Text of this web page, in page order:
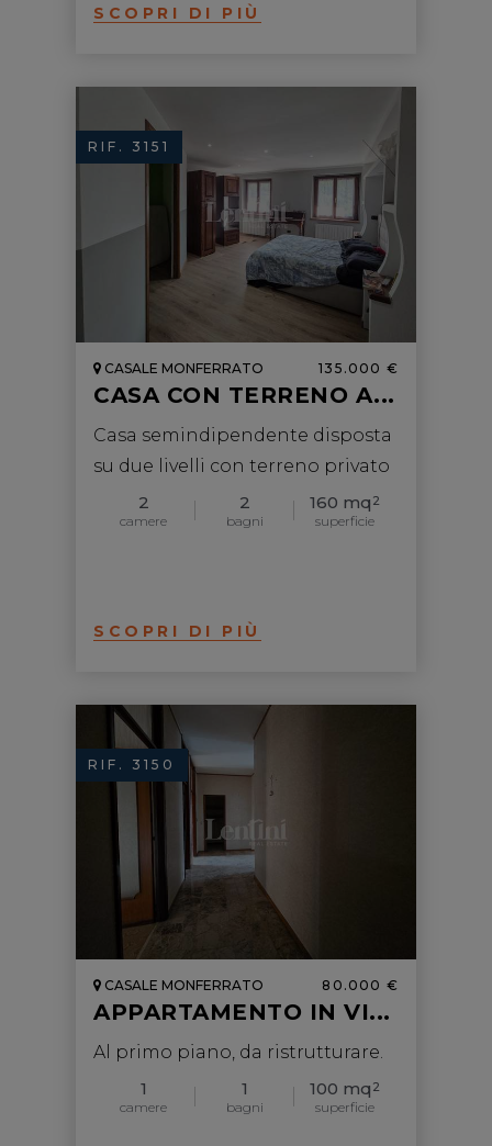
SCOPRI DI PIÙ
RIF. 3151
CASALE MONFERRATO 135.000 €
CASA CON TERRENO A...
Casa semindipendente disposta
su due livelli con terreno privato
2
camere
2
bagni
160 mq 2
superficie
SCOPRI DI PIÙ
RIF. 3150
CASALE MONFERRATO 80.000 €
APPARTAMENTO IN VI...
Al primo piano, da ristrutturare.
1
camere
1
bagni
100 mq 2
superficie